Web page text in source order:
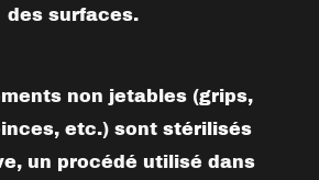
des surfaces.
non jetables (grips,
etc.) sont stérilisés
, un procédé utilisé dans